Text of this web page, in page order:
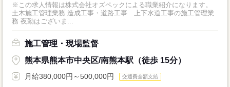
※この求人情報は株式会社オズペックによる職業紹介になります。
土木施工管理業務 造成工事・道路工事 上下水道工事の施工管理業
務 夜勤はございま...
施工管理・現場監督
熊本県熊本市中央区/南熊本駅（徒歩 15分）
月給380,000円～500,000円 交通費全額支給